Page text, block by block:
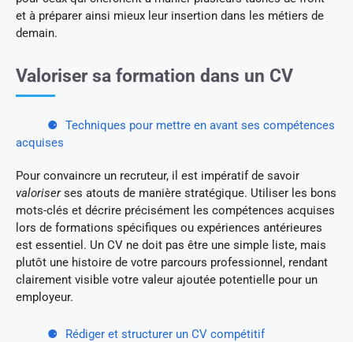
et à préparer ainsi mieux leur insertion dans les métiers de
demain.
Valoriser sa formation dans un CV
Techniques pour mettre en avant ses compétences
acquises
Pour convaincre un recruteur, il est impératif de savoir
valoriserses atouts de manière stratégique. Utiliser les bons
mots-clés et décrire précisément les compétences acquises
lors de formations spécifiques ou expériences antérieures
est essentiel. Un CV ne doit pas être une simple liste, mais
plutôt une histoire de votre parcours professionnel, rendant
clairement visible votre valeur ajoutée potentielle pour un
employeur.
Rédiger et structurer un CV compétitif